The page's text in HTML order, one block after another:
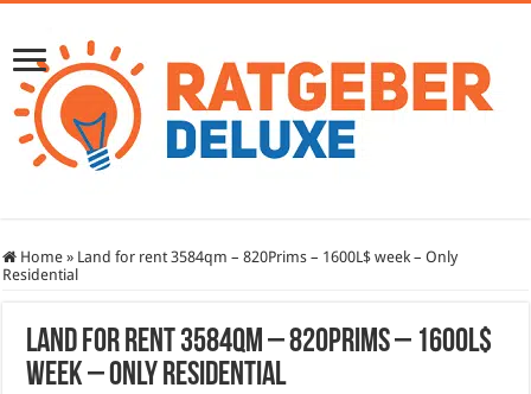
Home » Land for rent 3584qm – 820Prims – 1600L$ week – Only
Residential
Land for rent 3584qm – 820Prims – 1600L$
week – Only Residential